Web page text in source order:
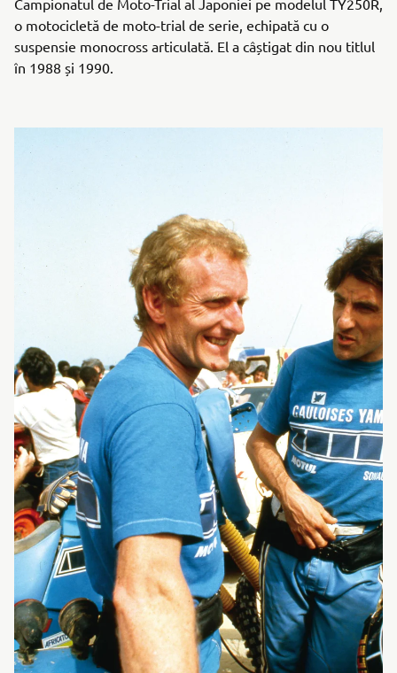
o motocicletă de moto-trial de serie, echipată cu o
suspensie monocross articulată. El a câștigat din nou titlul
în 1988 și 1990.